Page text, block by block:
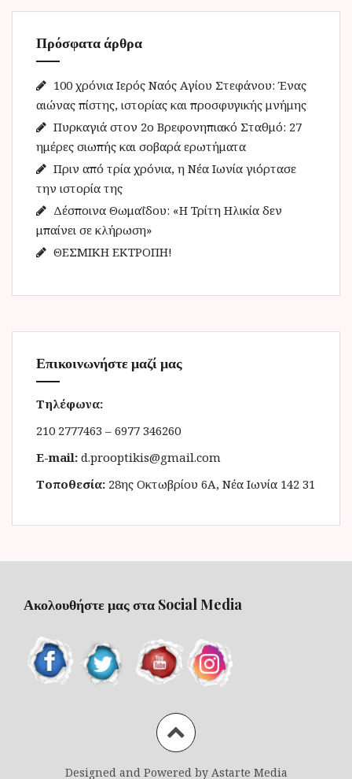
τ
σ
η
γ
ι
α
:
Πρόσφατα άρθρα
100 χρόνια Ιερός Ναός Αγίου Στεφάνου: Ένας
αιώνας πίστης, ιστορίας και προσφυγικής μνήμης
Πυρκαγιά στον 2ο Βρεφονηπιακό Σταθμό: 27
ημέρες σιωπής και σοβαρά ερωτήματα
Πριν από τρία χρόνια, η Νέα Ιωνία γιόρτασε
την ιστορία της
Δέσποινα Θωμαΐδου: «Η Τρίτη Ηλικία δεν
μπαίνει σε κλήρωση»
ΘΕΣΜΙΚΗ ΕΚΤΡΟΠΗ!
Επικοινωνήστε μαζί μας
Τηλέφωνα:
210 2777463 – 6977 346260
E-mail: d.prooptikis@gmail.com
Τοποθεσία: 28ης Οκτωβρίου 6Α, Νέα Ιωνία 142 31
Ακολουθήστε μας στα Social Media
Designed and Powered by Astarte Media